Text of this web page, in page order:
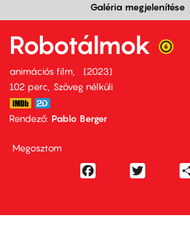
Galéria megjelenítése
Robotálmok
animációs film
2023
102 perc,
Szöveg nélküli
Rendező Pablo Berger
Megosztom
Facebook